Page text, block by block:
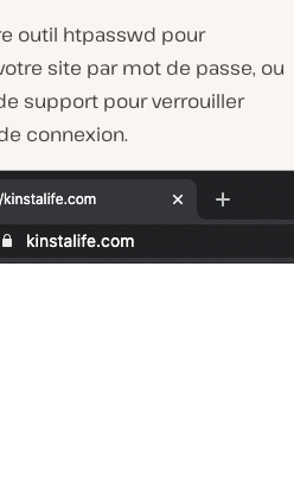
outil htpasswd pour
site par mot de passe, ou
support pour verrouiller
connexion.